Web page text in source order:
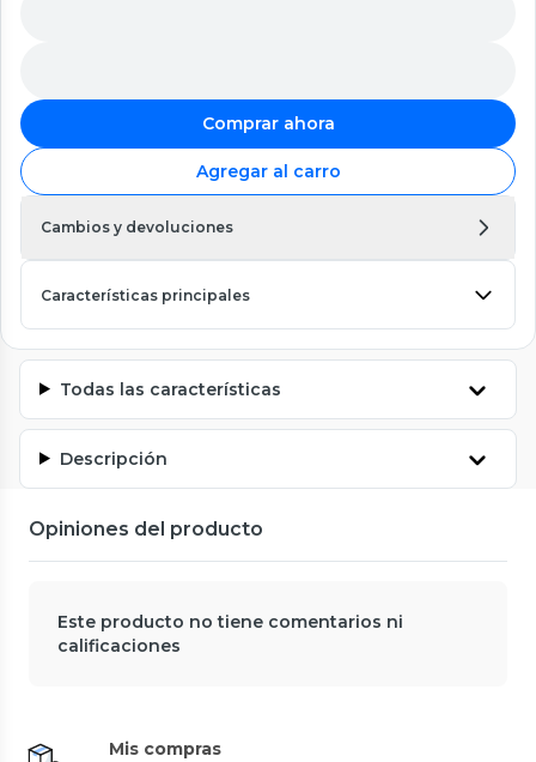
Comprar ahora
Agregar al carro
Cambios y devoluciones
Características principales
Todas las características
Descripción
Opiniones del producto
Este producto no tiene comentarios ni
calificaciones
Mis compras